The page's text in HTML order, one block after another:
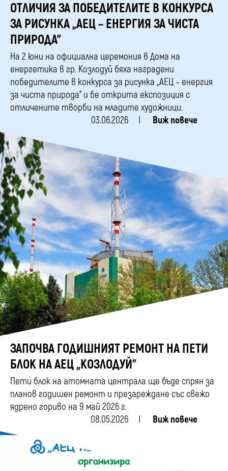
ОТЛИЧИЯ ЗА ПОБЕДИТЕЛИТЕ В КОНКУРСА
ЗА РИСУНКА „АЕЦ – ЕНЕРГИЯ ЗА ЧИСТА
ПРИРОДА”
На 2 юни на официална церемония в Дома на
енергетика в гр. Козлодуй бяха наградени
победителите в конкурсa за рисунка „АЕЦ – енергия
за чиста природа” и бе открита експозиция с
отличените творби на младите художници.
03.06.2026
Виж повече
ЗАПОЧВА ГОДИШНИЯТ РЕМОНТ НА ПЕТИ
БЛОК НА АЕЦ „КОЗЛОДУЙ”
Пети блок на атомната централа ще бъде спрян за
планов годишен ремонт и презареждане със свежо
ядрено гориво на 9 май 2026 г.
08.05.2026
Виж повече